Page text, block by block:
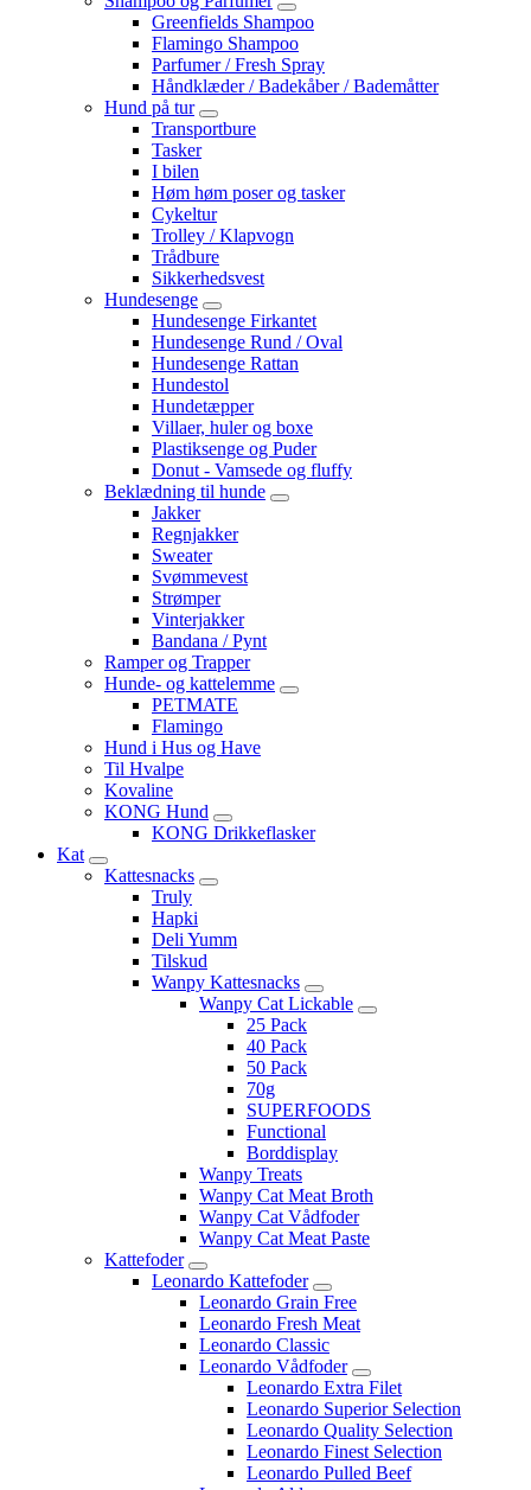
Greenfields Shampoo
Flamingo Shampoo
Parfumer / Fresh Spray
Håndklæder / Badekåber / Bademåtter
Hund på tur
Transportbure
Tasker
I bilen
Høm høm poser og tasker
Cykeltur
Trolley / Klapvogn
Trådbure
Sikkerhedsvest
Hundesenge
Hundesenge Firkantet
Hundesenge Rund / Oval
Hundesenge Rattan
Hundestol
Hundetæpper
Villaer, huler og boxe
Plastiksenge og Puder
Donut - Vamsede og fluffy
Beklædning til hunde
Jakker
Regnjakker
Sweater
Svømmevest
Strømper
Vinterjakker
Bandana / Pynt
Ramper og Trapper
Hunde- og kattelemme
PETMATE
Flamingo
Hund i Hus og Have
Til Hvalpe
Kovaline
KONG Hund
KONG Drikkeflasker
Kat
Kattesnacks
Truly
Hapki
Deli Yumm
Tilskud
Wanpy Kattesnacks
Wanpy Cat Lickable
25 Pack
40 Pack
50 Pack
70g
SUPERFOODS
Functional
Borddisplay
Wanpy Treats
Wanpy Cat Meat Broth
Wanpy Cat Vådfoder
Wanpy Cat Meat Paste
Kattefoder
Leonardo Kattefoder
Leonardo Grain Free
Leonardo Fresh Meat
Leonardo Classic
Leonardo Vådfoder
Leonardo Extra Filet
Leonardo Superior Selection
Leonardo Quality Selection
Leonardo Finest Selection
Leonardo Pulled Beef